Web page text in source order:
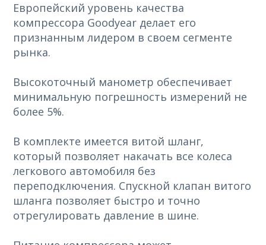
Европейский уровень качества
компрессора Goodyear делает его
признанным лидером в своем сегменте
рынка.
Высокоточный манометр обеспечивает
минимальную погрешность измерений не
более 5%.
В комплекте имеется витой шланг,
который позволяет накачать все колеса
легкового автомобиля без
переподключения. Спускной клапан витого
шланга позволяет быстро и точно
отрегулировать давление в шине.